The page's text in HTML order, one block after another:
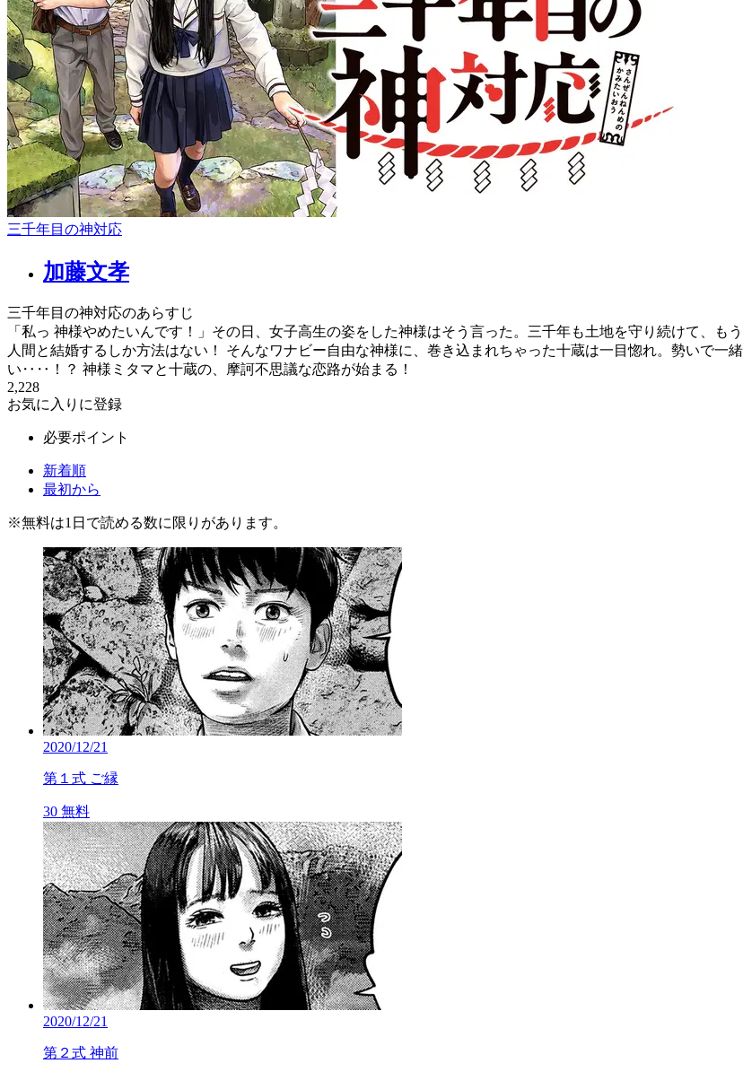
三千年目の神対応
加藤文孝
三千年目の神対応のあらすじ
「私っ 神様やめたいんです！」その日、女子高生の姿をした神様はそう言った。三千年も土地を守り続けて、
人間と結婚するしか方法はない！ そんなワナビー自由な神様に、巻き込まれちゃった十蔵は一目惚れ。勢いで一
い‥‥！？ 神様ミタマと十蔵の、摩訶不思議な恋路が始まる！
2,228
お気に入りに登録
必要ポイント
新着順
最初から
※無料は1日で読める数に限りがあります。
2020/12/21
第１式 ご縁
30 無料
2020/12/21
第２式 神前